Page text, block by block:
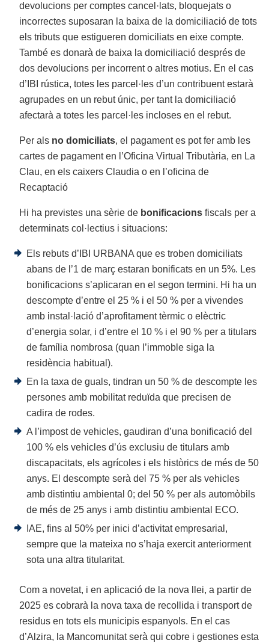
devolucions per comptes cancel·lats, bloquejats o
incorrectes suposaran la baixa de la domiciliació de tots
els tributs que estigueren domiciliats en eixe compte.
També es donarà de baixa la domiciliació després de
dos devolucions per incorrent o altres motius. En el cas
d’IBI rústica, totes les parcel·les d’un contribuent estarà
agrupades en un rebut únic, per tant la domiciliació
afectarà a totes les parcel·les incloses en el rebut.
Per als no domiciliats, el pagament es pot fer amb les
cartes de pagament en l’Oficina Virtual Tributària, en La
Clau, en els caixers Claudia o en l’oficina de
Recaptació
Hi ha previstes una sèrie de bonificacions fiscals per a
determinats col·lectius i situacions:
Els rebuts d’IBI URBANA que es troben domiciliats
abans de l’1 de març estaran bonificats en un 5%. Les
bonificacions s’aplicaran en el segon termini. Hi ha un
descompte d’entre el 25 % i el 50 % per a vivendes
amb instal·lació d’aprofitament tèrmic o elèctric
d’energia solar, i d’entre el 10 % i el 90 % per a titulars
de família nombrosa (quan l’immoble siga la
residència habitual).
En la taxa de guals, tindran un 50 % de descompte les
persones amb mobilitat reduïda que precisen de
cadira de rodes.
A l’impost de vehicles, gaudiran d’una bonificació del
100 % els vehicles d’ús exclusiu de titulars amb
discapacitats, els agrícoles i els històrics de més de 50
anys. El descompte serà del 75 % per als vehicles
amb distintiu ambiental 0; del 50 % per als automòbils
de més de 25 anys i amb distintiu ambiental ECO.
IAE, fins al 50% per inici d’activitat empresarial,
sempre que la mateixa no s’haja exercit anteriorment
sota una altra titularitat.
Com a novetat, i en aplicació de la nova llei, a partir de
2025 es cobrarà la nova taxa de recollida i transport de
residus en tots els municipis espanyols. En el cas
d’Alzira, la Mancomunitat serà qui cobre i gestiones esta